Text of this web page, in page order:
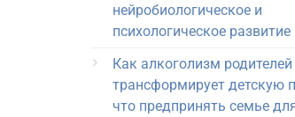
нейробиологическое и
психологическое развитие
Как алкоголизм родителей
трансформирует детскую
что предпринять семье